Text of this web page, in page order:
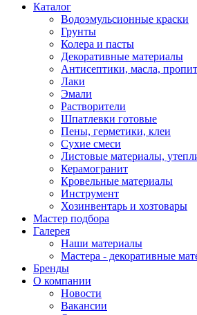
Каталог
Водоэмульсионные краски
Грунты
Колера и пасты
Декоративные материалы
Антисептики, масла,
Лаки
Эмали
Растворители
Шпатлевки готовые
Пены, герметики, клеи
Сухие смеси
Листовые материалы,
Керамогранит
Кровельные материалы
Инструмент
Хозинвентарь и хозтовары
Мастер подбора
Галерея
Наши материалы
Мастера - декоративные
Бренды
О компании
Новости
Вакансии